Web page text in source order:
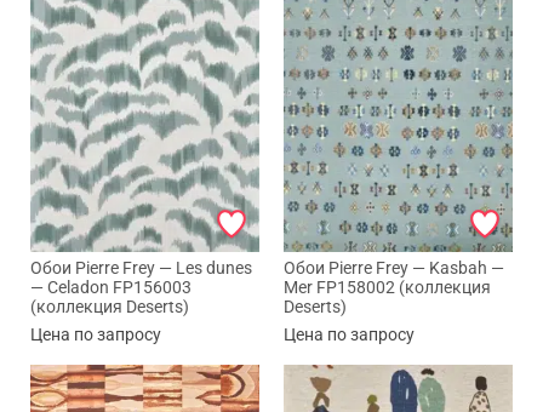
Обои Pierre Frey — Les dunes
— Celadon FP156003
(коллекция Deserts)
Цена по запросу
Обои Pierre Frey — Kasbah —
Mer FP158002 (коллекция
Deserts)
Цена по запросу